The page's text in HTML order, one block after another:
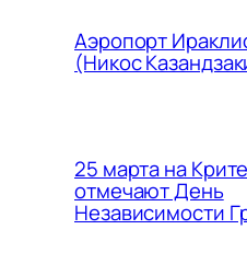
Аэропорт
(Никос
25 марта на Крите
отмечают День
Независимости